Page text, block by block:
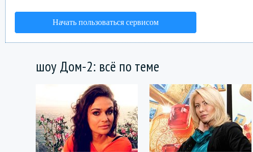
Начать пользоваться сервисом
шоу Дом-2: всё по теме